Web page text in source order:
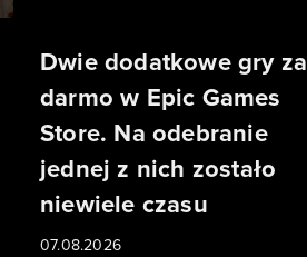
Dwie dodatkowe gry za
darmo w Epic Games
Store. Na odebranie
jednej z nich zostało
niewiele czasu
07.08.2026